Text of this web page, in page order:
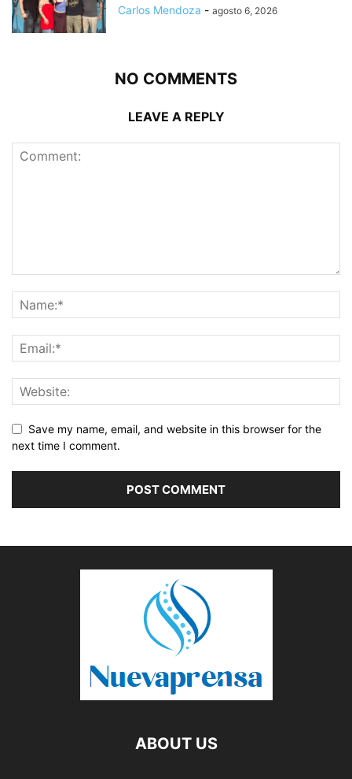
Carlos Mendoza - agosto 6, 2026
NO COMMENTS
LEAVE A REPLY
Save my name, email, and website in this browser for the
next time I comment.
ABOUT US